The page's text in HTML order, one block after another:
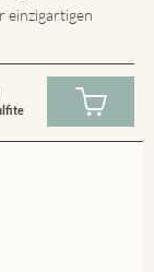
einzigartigen